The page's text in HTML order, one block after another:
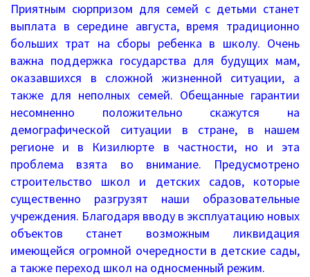
План работы
Прием иностранных граждан
ГИА 2026
Конфликтная комиссия
Документы о ЕГЭ
Информация о ЕГЭ
Расписание ГИА
Приятным сюрпризом для семей с детьми станет
выплата в середине августа, время традиционно
больших трат на сборы ребенка в школу. Очень
важна поддержка государства для будущих мам,
оказавшихся в сложной жизненной ситуации, а
также для неполных семей. Обещанные гарантии
несомненно положительно скажутся на
демографической ситуации в стране, в нашем
регионе и в Кизилюрте в частности, но и эта
проблема взята во внимание. Предусмотрено
строительство школ и детских садов, которые
существенно разгрузят наши образовательные
учреждения. Благодаря вводу в эксплуатацию новых
объектов станет возможным ликвидация
имеющейся огромной очередности в детские сады,
а также переход школ на односменный режим.